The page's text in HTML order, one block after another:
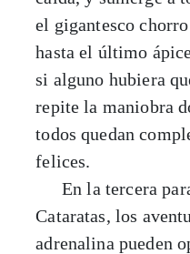
el gigantesco
hasta el último
si alguno hubiera
repite la maniobra
todos quedan
felices.
En la tercera
Cataratas, los
adrenalina pueden